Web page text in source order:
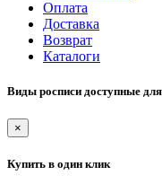
Оплата
Доставка
Возврат
Каталоги
Виды росписи доступные
×
Купить в один клик